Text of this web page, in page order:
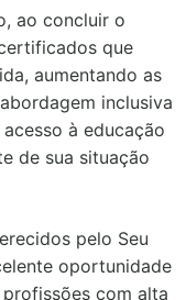
ao concluir o
que
aumentando as
inclusiva
à educação
de sua situação
pelo Seu
oportunidade
com alta